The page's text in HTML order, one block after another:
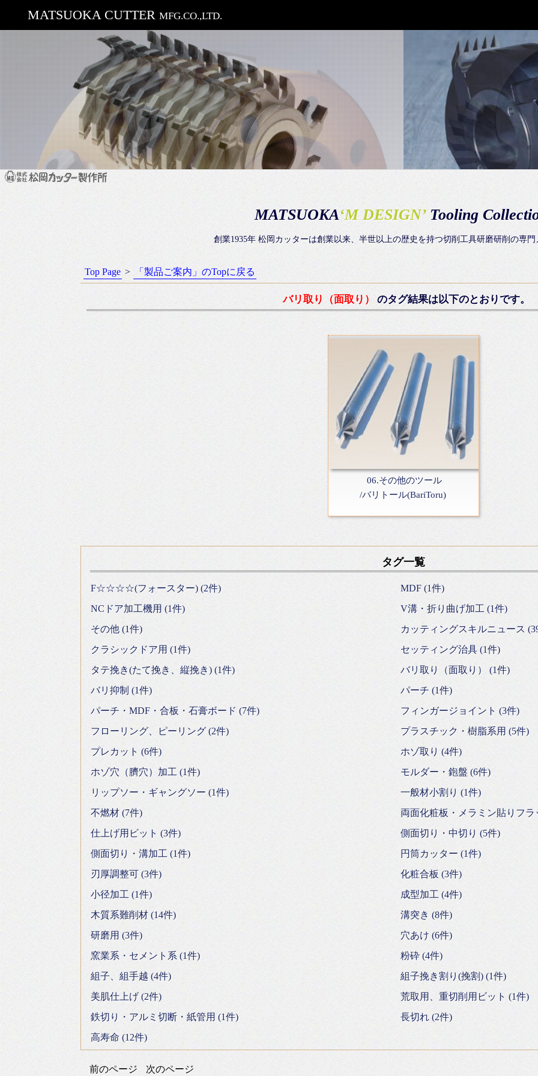
MATSUOKA CUTTERMFG.CO.,LTD.
MATSUOKA‘M DESIGN’Tooling
創業1935年 松岡カッターは創業以来、半世以上の歴史を持つ切削工具研磨研削の専
Top Page > 「製品ご案内」のTopに戻る
バリ取り（面取り） のタグ結果は以下のとおりです。
06.その他のツール
/バリトール(BariToru)
タグ一覧
F☆☆☆☆(フォースター) (2件)
MDF (1件)
NCドア加工機用 (1件)
V溝・折り曲げ加工 (1件)
その他 (1件)
カッティングスキルニュース
クラシックドア用 (1件)
セッティング治具 (1件)
タテ挽き(たて挽き、縦挽き) (1件)
バリ取り（面取り） (1件)
バリ抑制 (1件)
パーチ (1件)
パーチ・MDF・合板・石膏ボード (7件)
フィンガージョイント (3件)
フローリング、ピーリング (2件)
プラスチック・樹脂系用 (5件)
プレカット (6件)
ホゾ取り (4件)
ホゾ穴（臍穴）加工 (1件)
モルダー・鉋盤 (6件)
リップソー・ギャングソー (1件)
一般材小割り (1件)
不燃材 (7件)
両面化粧板・メラミン貼りフラ
仕上げ用ビット (3件)
側面切り・中切り (5件)
側面切り・溝加工 (1件)
円筒カッター (1件)
刃厚調整可 (3件)
化粧合板 (3件)
小径加工 (1件)
成型加工 (4件)
木質系難削材 (14件)
溝突き (8件)
研磨用 (3件)
穴あけ (6件)
窯業系・セメント系 (1件)
粉砕 (4件)
組子、組手越 (4件)
組子挽き割り(挽割) (1件)
美肌仕上げ (2件)
荒取用、重切削用ビット (1件)
鉄切り・アルミ切断・紙管用 (1件)
長切れ (2件)
高寿命 (12件)
前のページ 次のページ